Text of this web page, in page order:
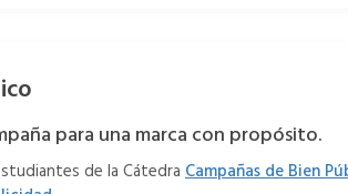
para una marca con propósito.
de la Cátedra Campañas de Bien